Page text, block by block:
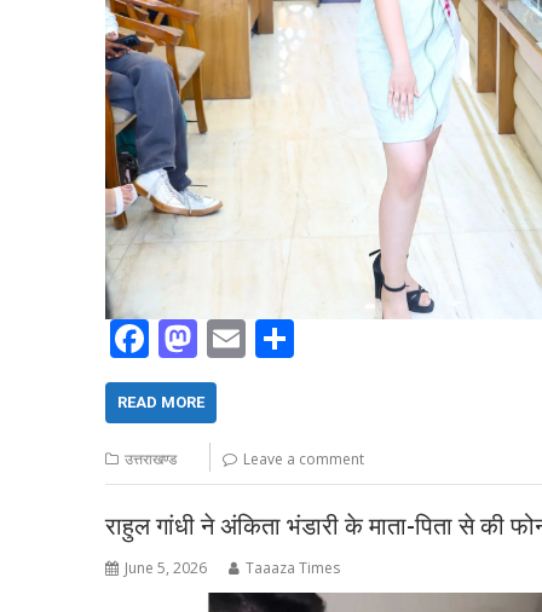
F
ac
e
b
o
o
k
M
as
to
d
o
n
E
l e
READ MORE
उत्तराखण्ड Leave a comment
राहुल गांधी ने अंकिता भंडारी के माता-पिता से की
June 5, 2026 Taaaza Times